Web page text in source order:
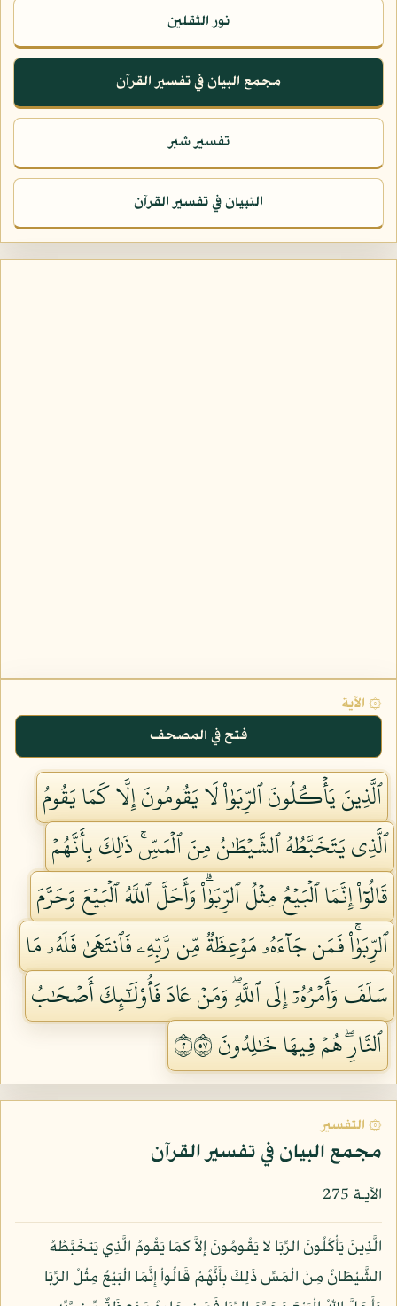
نور الثقلين
مجمع البيان في تفسير القرآن
تفسير شبر
التبيان في تفسير القرآن
۞ الآية
فتح في المصحف
ٱلَّذِينَ يَأۡكُلُونَ ٱلرِّبَوٰاْ لَا يَقُومُونَ إِلَّا كَمَا يَقُومُ
ٱلَّذِي يَتَخَبَّطُهُ ٱلشَّيۡطَٰنُ مِنَ ٱلۡمَسِّۚ ذَٰلِكَ بِأَنَّهُمۡ
قَالُوٓاْ إِنَّمَا ٱلۡبَيۡعُ مِثۡلُ ٱلرِّبَوٰاْۗ وَأَحَلَّ ٱللَّهُ ٱلۡبَيۡعَ وَحَرَّمَ
ٱلرِّبَوٰاْۚ فَمَن جَآءَهُۥ مَوۡعِظَةٞ مِّن رَّبِّهِۦ فَٱنتَهَىٰ فَلَهُۥ مَا
سَلَفَ وَأَمۡرُهُۥٓ إِلَى ٱللَّهِۖ وَمَنۡ عَادَ فَأُوْلَٰٓئِكَ أَصۡحَٰبُ
ٱلنَّارِۖ هُمۡ فِيهَا خَٰلِدُونَ ٢٧٥
۞ التفسير
مجمع البيان في تفسير القرآن
الآيـة 275
الَّذِينَ يَأْكُلُونَ الرِّبَا لاَ يَقُومُونَ إِلاَّ كَمَا يَقُومُ الَّذِي يَتَخَبَّطُهُ
الشَّيْطَانُ مِنَ الْمَسِّ ذَلِكَ بِأَنَّهُمْ قَالُواْ إِنَّمَا الْبَيْعُ مِثْلُ الرِّبَا